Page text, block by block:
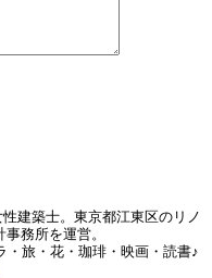
建築士。東京都江東区のリノ
務所を運営。
・旅・花・珈琲・映画・読書♪